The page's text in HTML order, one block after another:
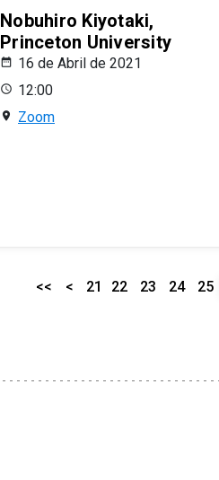
Nobuhiro Kiyotaki,
Princeton University
16 de Abril de 2021
12:00
Zoom
<< < 21 22 23 24 25